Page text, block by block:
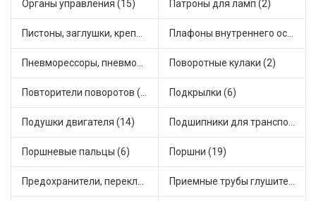
Органы управления (15) Патроны для ламп (2)
Пистоны, заглушки, крепежные элементы (4) Плафоны внутреннего освещения (1)
Пневморессоры, пневмоподушки (1) Поворотные кулаки (2)
Повторители поворотов (4) Подкрылки (6)
Подушки двигателя (14) Подшипники для транспорта (43)
Поршневые пальцы (6) Поршни (19)
Предохранители, переключатели, кнопки автомобильные (23) Приемные трубы глушителя (5)